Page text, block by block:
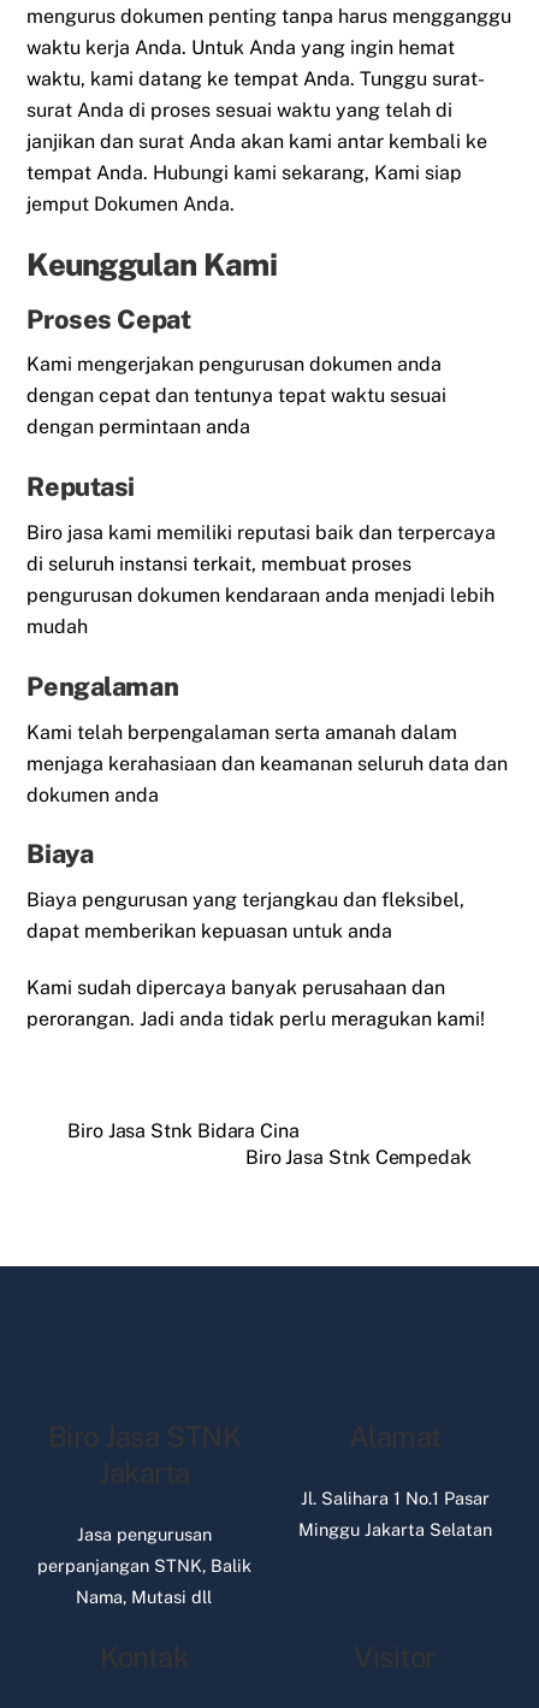
mengurus dokumen penting tanpa harus mengganggu
waktu kerja Anda. Untuk Anda yang ingin hemat
waktu, kami datang ke tempat Anda. Tunggu surat-
surat Anda di proses sesuai waktu yang telah di
janjikan dan surat Anda akan kami antar kembali ke
tempat Anda. Hubungi kami sekarang, Kami siap
jemput Dokumen Anda.
Keunggulan Kami
Proses Cepat
Kami mengerjakan pengurusan dokumen anda
dengan cepat dan tentunya tepat waktu sesuai
dengan permintaan anda
Reputasi
Biro jasa kami memiliki reputasi baik dan terpercaya
di seluruh instansi terkait, membuat proses
pengurusan dokumen kendaraan anda menjadi lebih
mudah
Pengalaman
Kami telah berpengalaman serta amanah dalam
menjaga kerahasiaan dan keamanan seluruh data dan
dokumen anda
Biaya
Biaya pengurusan yang terjangkau dan fleksibel,
dapat memberikan kepuasan untuk anda
Kami sudah dipercaya banyak perusahaan dan
perorangan. Jadi anda tidak perlu meragukan kami!
Biro Jasa Stnk Bidara Cina
Biro Jasa Stnk Cempedak
Biro Jasa STNK
Jakarta
Jasa pengurusan
perpanjangan STNK, Balik
Nama, Mutasi dll
Alamat
Jl. Salihara 1 No.1 Pasar
Minggu Jakarta Selatan
Kontak Visitor